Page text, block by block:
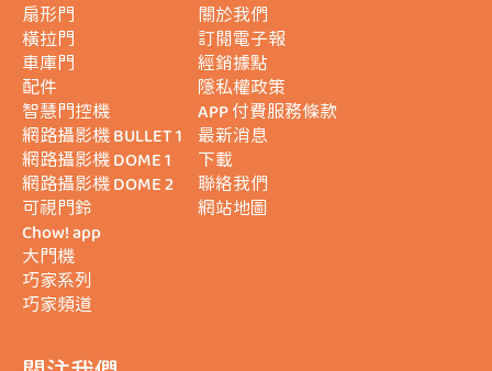
扇形門
橫拉門
車庫門
配件
智慧門控機
網路攝影機 BULLET 1
網路攝影機 DOME 1
網路攝影機 DOME 2
可視門鈴
Chow! app
大門機
巧家系列
巧家頻道
關於我們
訂閱電子報
經銷據點
隱私權政策
APP 付費服務條款
最新消息
下載
聯絡我們
網站地圖